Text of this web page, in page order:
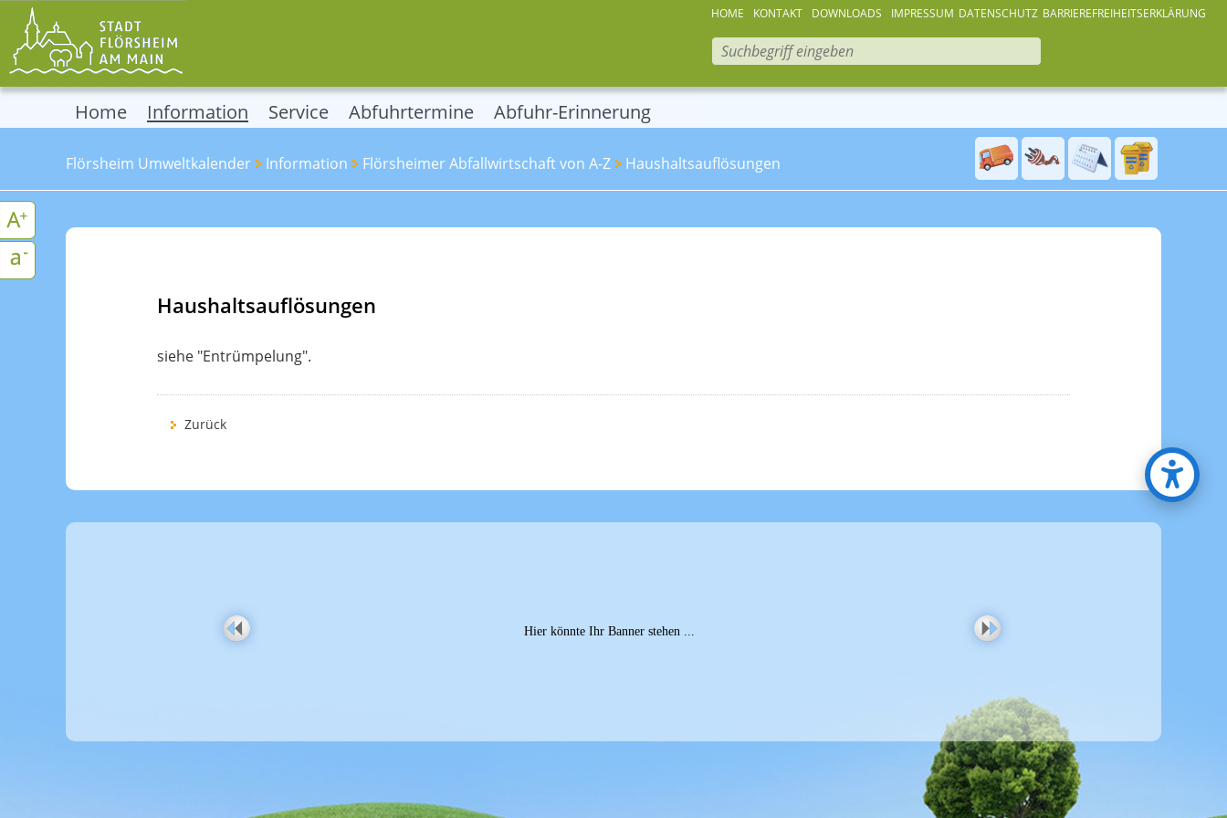
Home Information Service Abfuhrtermine Abfuhr-Erinnerung
HOME KONTAKT DOWNLOADS IMPRESSUM DATENSCHUTZ BARRIEREFREIHEITSERKLÄRUNG
Flörsheim Umweltkalender Information Flörsheimer Abfallwirtschaft von A-Z Haushaltsauflösungen
Haushaltsauflösungen
siehe "Entrümpelung".
Zurück
Hier könnte Ihr Banner stehen ...